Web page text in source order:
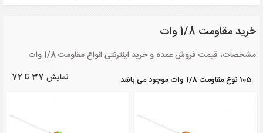
خرید مقاومت 1/8 وات
مشخصات، قیمت فروش عمده و خرید اینترنتی انواع مقاومت 1/8 وات
105 نوع مقاومت 1/8 وات موجود می باشد نمایش 37 تا 72